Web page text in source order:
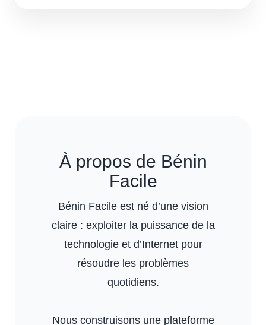
À propos de Bénin
Facile
Bénin Facile est né d’une vision
claire : exploiter la puissance de la
technologie et d’Internet pour
résoudre les problèmes
quotidiens.
Nous construisons une plateforme